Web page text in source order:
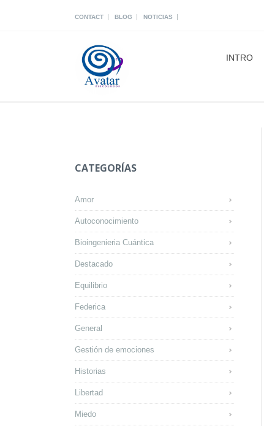
CONTACT | BLOG | NOTICIAS |
INTRO
CATEGORÍAS
Amor
Autoconocimiento
Bioingenieria Cuántica
Destacado
Equilibrio
Federica
General
Gestión de emociones
Historias
Libertad
Miedo